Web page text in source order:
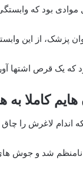
بود که
که یک قرص اشتها آور
کاملا به